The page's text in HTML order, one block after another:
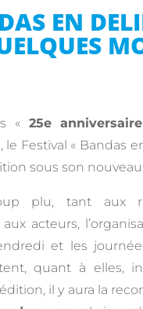
EN
« 25e anniversaire
Festival « Bandas
sous son nouveau
plu, tant aux
acteurs,
et les
quant à elles,
il y aura la